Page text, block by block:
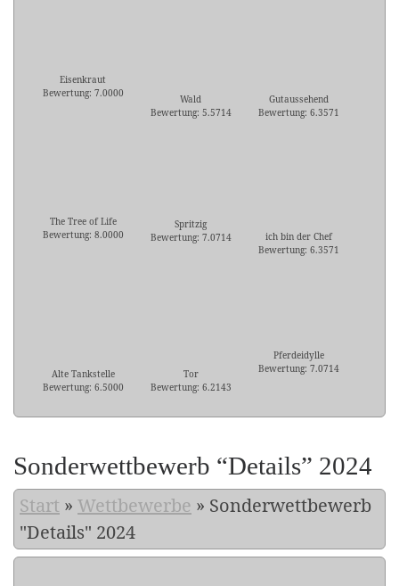
Eisenkraut
Bewertung: 7.0000
Wald
Bewertung: 5.5714
Gutaussehend
Bewertung: 6.3571
The Tree of Life
Bewertung: 8.0000
Spritzig
Bewertung: 7.0714
ich bin der Chef
Bewertung: 6.3571
Alte Tankstelle
Bewertung: 6.5000
Tor
Bewertung: 6.2143
Pferdeidylle
Bewertung: 7.0714
Sonderwettbewerb “Details” 2024
Start » Wettbewerbe » Sonderwettbewerb
"Details" 2024